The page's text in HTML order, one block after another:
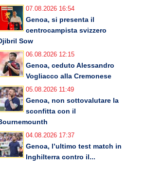
07.08.2026 16:54
Genoa, si presenta il
centrocampista svizzero
Sow
06.08.2026 12:15
Genoa, ceduto Alessandro
Vogliacco alla Cremonese
05.08.2026 11:49
Genoa, non sottovalutare la
sconfitta con il
04.08.2026 17:37
Genoa, l’ultimo test match in
Inghilterra contro il...